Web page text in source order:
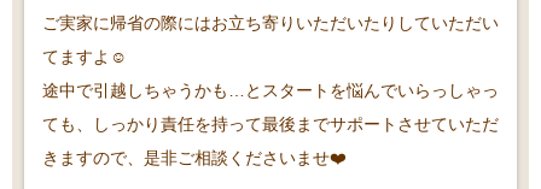
ご実家に帰省の際にはお立ち寄りいただいたりしていただい
てますよ☺️
途中で引越しちゃうかも…とスタートを悩んでいらっしゃっ
ても、しっかり責任を持って最後までサポートさせていただ
きますので、是非ご相談くださいませ❤️